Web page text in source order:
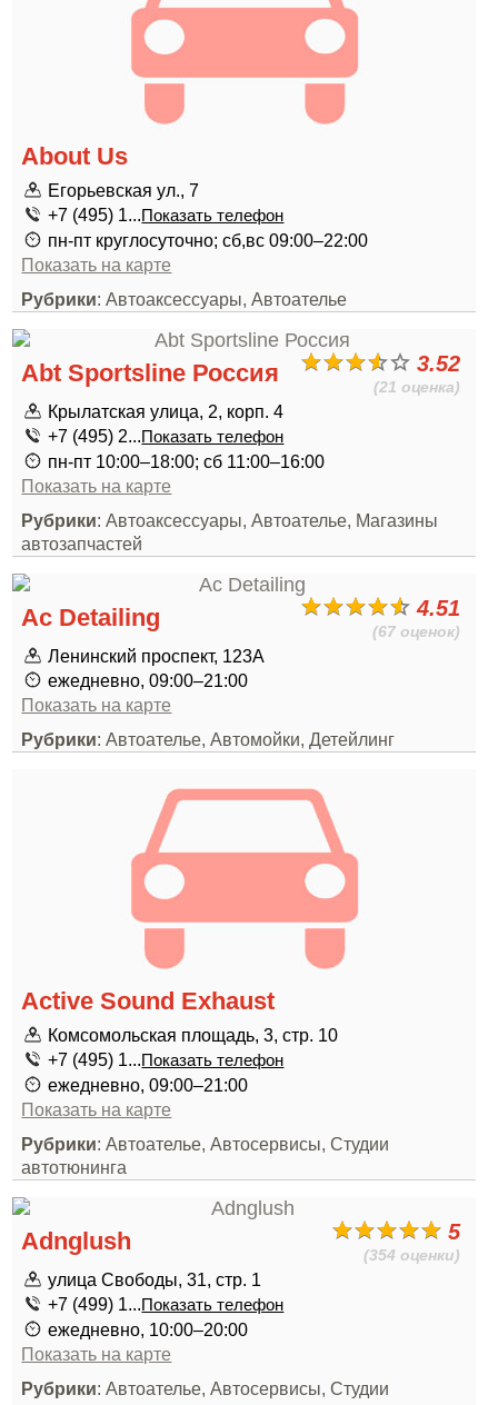
About Us
Егорьевская ул., 7
+7 (495) 1...Показать телефон
пн-пт круглосуточно; сб,вс 09:00–22:00
Показать на карте
Рубрики: Автоаксессуары, Автоателье
3.52
(21 оценка)
Abt Sportsline Россия
Крылатская улица, 2, корп. 4
+7 (495) 2...Показать телефон
пн-пт 10:00–18:00; сб 11:00–16:00
Показать на карте
Рубрики: Автоаксессуары, Автоателье, Магазины
автозапчастей
4.51
(67 оценок)
Ac Detailing
Ленинский проспект, 123А
ежедневно, 09:00–21:00
Показать на карте
Рубрики: Автоателье, Автомойки, Детейлинг
Active Sound Exhaust
Комсомольская площадь, 3, стр. 10
+7 (495) 1...Показать телефон
ежедневно, 09:00–21:00
Показать на карте
Рубрики: Автоателье, Автосервисы, Студии
автотюнинга
5
(354 оценки)
Adnglush
улица Свободы, 31, стр. 1
+7 (499) 1...Показать телефон
ежедневно, 10:00–20:00
Показать на карте
Рубрики: Автоателье, Автосервисы, Студии